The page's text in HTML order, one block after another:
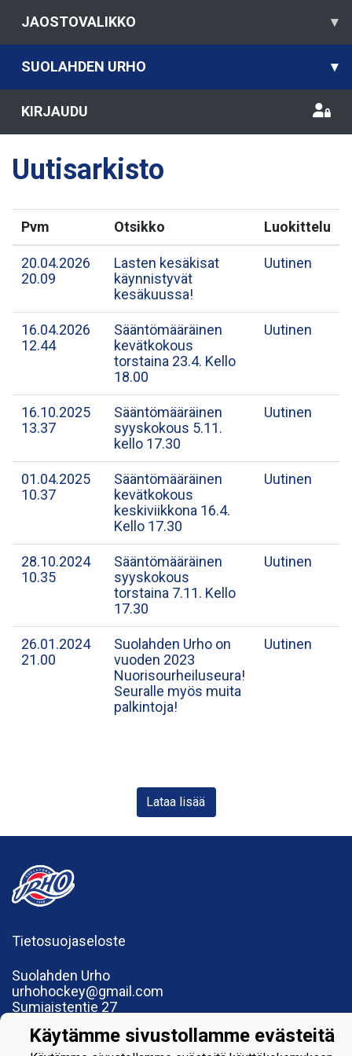
JAOSTOVALIKKO ▾
SUOLAHDEN URHO ▾
KIRJAUDU
Uutisarkisto
Pvm Otsikko Luokittelu
20.04.2026
20.09
Lasten kesäkisat
käynnistyvät
kesäkuussa!
Uutinen
16.04.2026
12.44
Sääntömääräinen
kevätkokous
torstaina 23.4. Kello
18.00
Uutinen
16.10.2025
13.37
Sääntömääräinen
syyskokous 5.11.
kello 17.30
Uutinen
01.04.2025
10.37
Sääntömääräinen
kevätkokous
keskiviikkona 16.4.
Kello 17.30
Uutinen
28.10.2024
10.35
Sääntömääräinen
syyskokous
torstaina 7.11. Kello
17.30
Uutinen
26.01.2024
21.00
Suolahden Urho on
vuoden 2023
Nuorisourheiluseura!
Seuralle myös muita
palkintoja!
Uutinen
Lataa lisää
Tietosuojaseloste
Suolahden Urho
urhohockey@gmail.com
Sumiaistentie 27
Käytämme sivustollamme evästeitä